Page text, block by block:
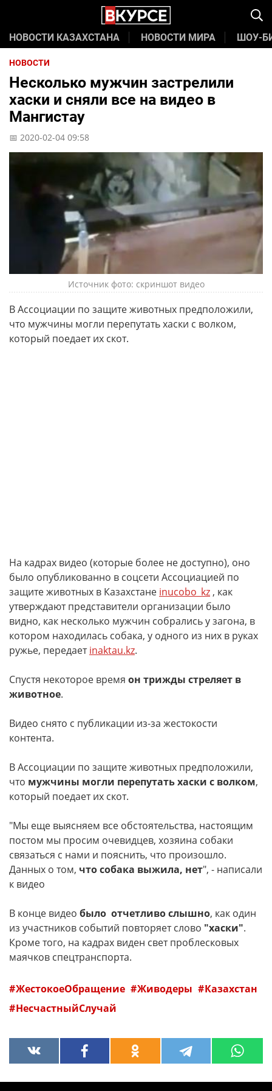
НОВОСТИ КАЗАХСТАНА НОВОСТИ МИРА ШОУ-
НОВОСТИ
Несколько мужчин застрелили
хаски и сняли все на видео в
Мангистау
📅 2020-02-04 09:58
Источник фото: скриншот видео
В Ассоциации по защите животных предположили,
что мужчины могли перепутать хаски с волком,
который поедает их скот.
На кадрах видео (которые более не доступно), оно
было опубликованно в соцсети Ассоциацией по
защите животных в Казахстане inucobo_kz , как
утверждают представители организации было
видно, как несколько мужчин собрались у загона, в
котором находилась собака, у одного из них в руках
ружье, передаетinaktau.kz.
Спустя некоторое время он трижды стреляет в
животное.
Видео снято с публикации из-за жестокости
контента.
В Ассоциации по защите животных предположили,
что мужчины могли перепутать хаски с волком,
который поедает их скот.
"Мы еще выясняем все обстоятельства, настоящим
постом мы просим очевидцев, хозяина собаки
связаться с нами и пояснить, что произошло.
Данных о том, что собака выжила, нет", - написали
к видео
В конце видео было отчетливо слышно, как один
из участников событий повторяет слово "хаски".
Кроме того, на кадрах виден свет проблесковых
маячков спецтранспорта.
ЖестокоеОбращение Живодеры
Казахстан
НесчастныйСлучай